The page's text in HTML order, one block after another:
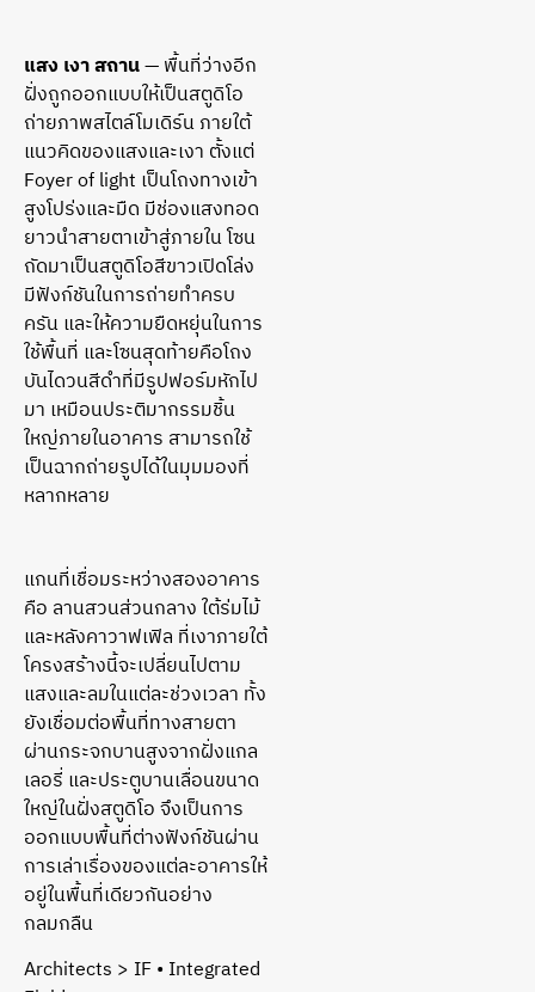
แสง เงา สถาน— พื้นที่ว่างอีก
ฝั่งถูกออกแบบให้เป็นสตูดิโอ
ถ่ายภาพสไตล์โมเดิร์น ภายใต้
แนวคิดของแสงและเงา ตั้งแต่
Foyer of light เป็นโถงทางเข้า
สูงโปร่งและมืด มีช่องแสงทอด
ยาวนำสายตาเข้าสู่ภายใน โซน
ถัดมาเป็นสตูดิโอสีขาวเปิดโล่ง
มีฟังก์ชันในการถ่ายทำครบ
ครัน และให้ความยืดหยุ่นในการ
ใช้พื้นที่ และโซนสุดท้ายคือโถง
บันไดวนสีดำที่มีรูปฟอร์มหักไป
มา เหมือนประติมากรรมชิ้น
ใหญ่ภายในอาคาร สามารถใช้
เป็นฉากถ่ายรูปได้ในมุมมองที่
หลากหลาย
แกนที่เชื่อมระหว่างสองอาคาร
คือ ลานสวนส่วนกลาง ใต้ร่มไม้
และหลังคาวาฟเฟิล ที่เงาภายใต้
โครงสร้างนี้จะเปลี่ยนไปตาม
แสงและลมในแต่ละช่วงเวลา ทั้ง
ยังเชื่อมต่อพื้นที่ทางสายตา
ผ่านกระจกบานสูงจากฝั่งแกล
เลอรี่ และประตูบานเลื่อนขนาด
ใหญ่ในฝั่งสตูดิโอ จึงเป็นการ
ออกแบบพื้นที่ต่างฟังก์ชันผ่าน
การเล่าเรื่องของแต่ละอาคารให้
อยู่ในพื้นที่เดียวกันอย่าง
กลมกลืน
Architects > IF • Integrated